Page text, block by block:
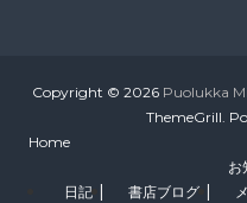
Copyright © 2026 Puolukka
ThemeGrill.
Home
お
日記
書店ブログ